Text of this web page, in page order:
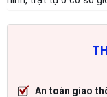
An toàn giao